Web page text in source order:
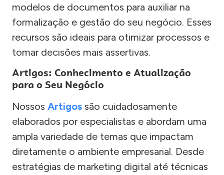
modelos de documentos para auxiliar na
formalização e gestão do seu negócio. Esses
recursos são ideais para otimizar processos e
tomar decisões mais assertivas.
Artigos: Conhecimento e Atualização
para o Seu Negócio
Nossos Artigos são cuidadosamente
elaborados por especialistas e abordam uma
ampla variedade de temas que impactam
diretamente o ambiente empresarial. Desde
estratégias de marketing digital até técnicas